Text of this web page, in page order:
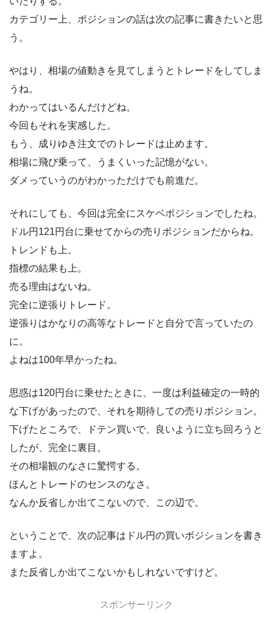
カテゴリー上、ポジションの話は次の記事に書きたいと思
う。
やはり、相場の値動きを見てしまうとトレードをしてしま
うね。
わかってはいるんだけどね。
今回もそれを実感した。
もう、成りゆき注文でのトレードは止めます。
相場に飛び乗って、うまくいった記憶がない。
ダメっていうのがわかっただけでも前進だ。
それにしても、今回は完全にスケベポジションでしたね。
ドル円121円台に乗せてからの売りボジションだからね。
トレンドも上。
指標の結果も上。
売る理由はないね。
完全に逆張りトレード。
逆張りはかなりの高等なトレードと自分で言っていたの
に。
よねは100年早かったね。
思惑は120円台に乗せたときに、一度は利益確定の一時的
な下げがあったので、それを期待しての売りボジション。
下げたところで、ドテン買いで、良いように立ち回ろうと
したが、完全に裏目。
その相場観のなさに驚愕する。
ほんとトレードのセンスのなさ。
なんか反省しか出てこないので、この辺で。
ということで、次の記事はドル円の買いボジションを書き
ますよ。
また反省しか出てこないかもしれないですけど。
スポンサーリンク